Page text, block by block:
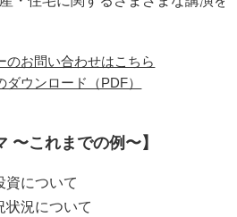
〜これまでの例〜】
資について
状況について